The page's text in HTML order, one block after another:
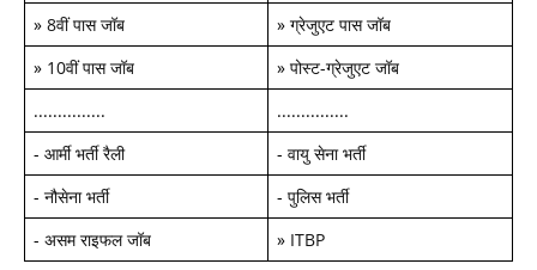
» 8वीं पास जॉब » ग्रेजुएट पास जॉब
» 10वीं पास जॉब » पोस्ट-ग्रेजुएट जॉब
...............
...............
- आर्मी भर्ती रैली - वायु सेना भर्ती
- नौसेना भर्ती - पुलिस भर्ती
- असम राइफल जॉब » ITBP